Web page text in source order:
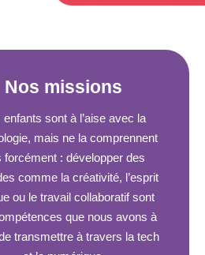
Nos missions
enfants sont à l’aise avec la
mais ne la comprennent
forcément : développer des
comme la créativité, l’esprit
ou le travail collaboratif sont
que nous avons à
transmettre à travers la tech